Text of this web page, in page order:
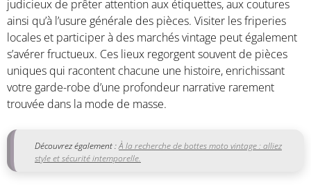
judicieux de prêter attention aux étiquettes, aux coutures
ainsi qu’à l’usure générale des pièces. Visiter les friperies
locales et participer à des marchés vintage peut également
s’avérer fructueux. Ces lieux regorgent souvent de pièces
uniques qui racontent chacune une histoire, enrichissant
votre garde-robe d’une profondeur narrative rarement
trouvée dans la mode de masse.
Découvrez également :À la recherche de bottes moto vintage : alliez
style et sécurité intemporelle.